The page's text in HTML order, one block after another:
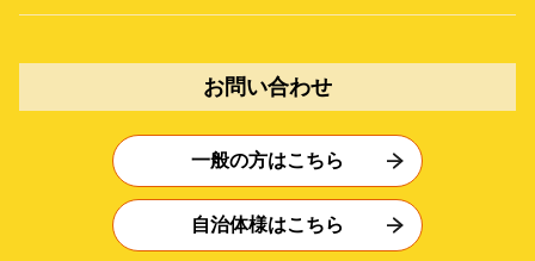
お問い合わせ
一般の方はこちら
自治体様はこちら